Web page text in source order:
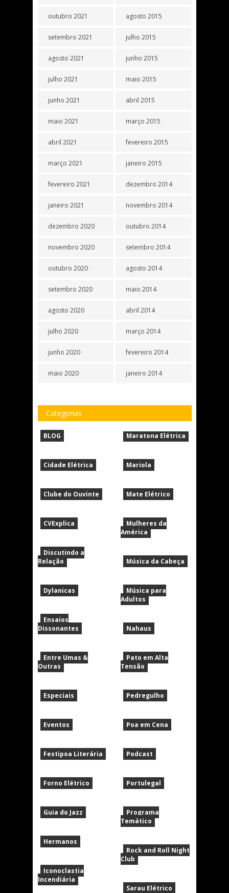
outubro 2021
setembro 2021
agosto 2021
julho 2021
junho 2021
maio 2021
abril 2021
março 2021
fevereiro 2021
janeiro 2021
dezembro 2020
novembro 2020
outubro 2020
setembro 2020
agosto 2020
julho 2020
junho 2020
maio 2020
agosto 2015
julho 2015
junho 2015
maio 2015
abril 2015
março 2015
fevereiro 2015
janeiro 2015
dezembro 2014
novembro 2014
outubro 2014
setembro 2014
agosto 2014
maio 2014
abril 2014
março 2014
fevereiro 2014
janeiro 2014
Categorias
BLOG
Cidade Elétrica
Clube do Ouvinte
CVExplica
Discutindo a
Relação
Dylanicas
Ensaios
Dissonantes
Entre Umas &
Outras
Especiais
Eventos
Festipoa Literária
Forno Elétrico
Guia do Jazz
Hermanos
Iconoclastia
Incendiária
Maratona Elétrica
Mariola
Mate Elétrico
Mulheres da
América
Música da Cabeça
Música para
Adultos
Nahaus
Pato em Alta
Tensão
Pedregulho
Poa em Cena
Podcast
Portulegal
Programa
Temático
Rock and Roll Night
Club
Sarau Elétrico